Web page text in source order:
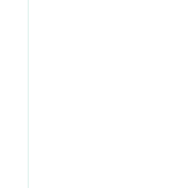
b
t